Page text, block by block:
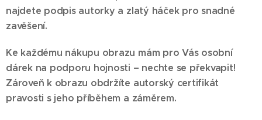
najdete podpis autorky a zlatý háček pro snadné
zavěšení.
Ke každému nákupu obrazu mám pro Vás osobní
dárek na podporu hojnosti – nechte se překvapit!
Zároveň k obrazu obdržíte autorský certifikát
pravosti s jeho příběhem a záměrem.